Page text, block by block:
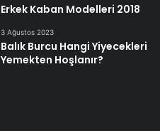
Erkek Kaban Modelleri 2018
3 Ağustos 2023
Balık Burcu Hangi Yiyecekleri
Yemekten Hoşlanır?